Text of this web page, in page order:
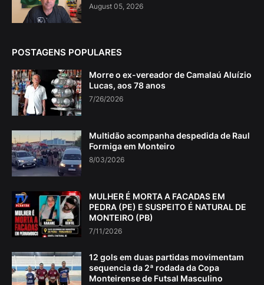
August 05, 2026
POSTAGENS POPULARES
Morre o ex-vereador de Camalaú Aluízio
Lucas, aos 78 anos
7/26/2026
Multidão acompanha despedida de Raul
Formiga em Monteiro
8/03/2026
MULHER É MORTA A FACADAS EM
PEDRA (PE) E SUSPEITO É NATURAL DE
MONTEIRO (PB)
7/11/2026
12 gols em duas partidas movimentam
sequencia da 2ª rodada da Copa
Monteirense de Futsal Masculino